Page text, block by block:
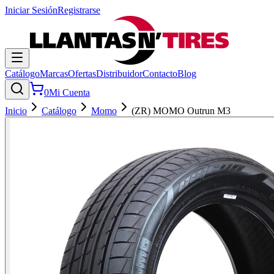
Iniciar SesiónRegistrarse
CatálogoMarcasOfertasDistribuidorContactoBlog
0Mi Cuenta
Inicio
Catálogo Momo (ZR) MOMO Outrun M3